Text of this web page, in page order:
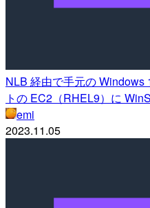
NLB 経由で手元の Windows
トの EC2（RHEL9）に
emi
2023.11.05